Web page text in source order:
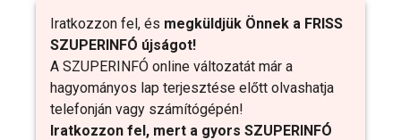
Iratkozzon fel, és megküldjük Önnek a FRISS
SZUPERINFÓ újságot!
A SZUPERINFÓ online változatát már a
hagyományos lap terjesztése előtt olvashatja
telefonján vagy számítógépén!
Iratkozzon fel, mert a gyors SZUPERINFÓ